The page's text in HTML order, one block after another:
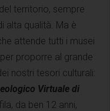
territorio, sempre
alta qualità. Ma è
attende tutti i musei
proporre al grande
nostri tesori culturali:
Virtuale di
da ben 12 anni,